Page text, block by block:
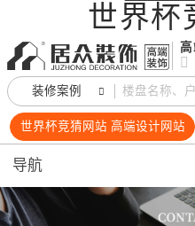
世界杯
装修案例
世界杯竞猜网站 高端设计网站
导航